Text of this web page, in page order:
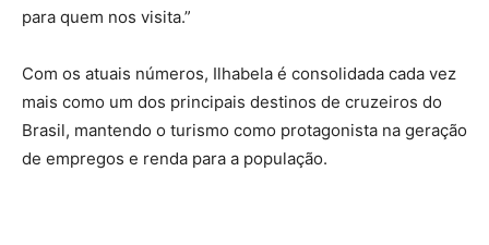
para quem nos visita.”
Com os atuais números, Ilhabela é consolidada cada vez
mais como um dos principais destinos de cruzeiros do
Brasil, mantendo o turismo como protagonista na geração
de empregos e renda para a população.